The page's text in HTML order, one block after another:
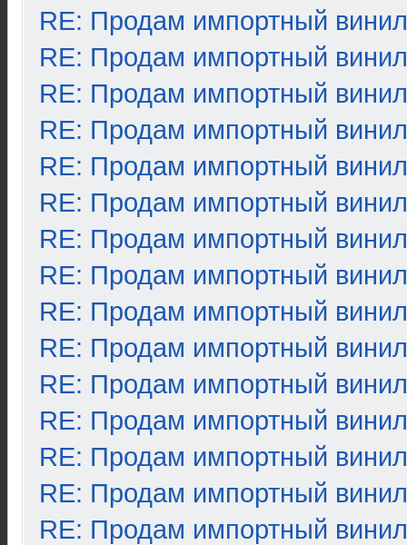
RE: Продам импортный винил
RE: Продам импортный винил
RE: Продам импортный винил
RE: Продам импортный винил
RE: Продам импортный винил
RE: Продам импортный винил
RE: Продам импортный винил
RE: Продам импортный винил
RE: Продам импортный винил
RE: Продам импортный винил
RE: Продам импортный винил
RE: Продам импортный винил
RE: Продам импортный винил
RE: Продам импортный винил
RE: Продам импортный винил